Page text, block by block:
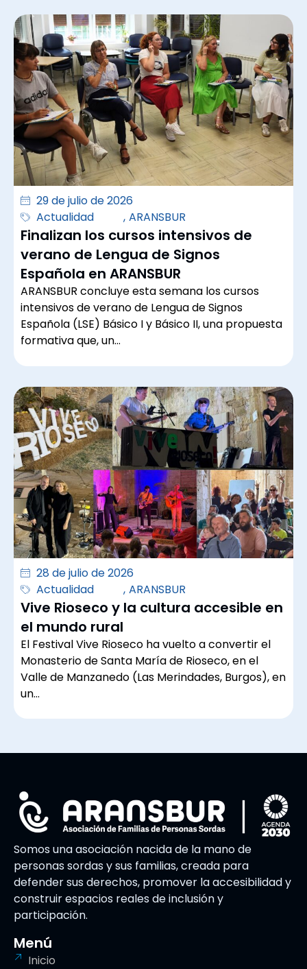
29 de julio de 2026
Actualidad
, ARANSBUR
Finalizan los cursos intensivos de
verano de Lengua de Signos
Española en ARANSBUR
ARANSBUR concluye esta semana los cursos
intensivos de verano de Lengua de Signos
Española (LSE) Básico I y Básico II, una propuesta
formativa que, un…
28 de julio de 2026
Actualidad
, ARANSBUR
Vive Rioseco y la cultura accesible en
el mundo rural
El Festival Vive Rioseco ha vuelto a convertir el
Monasterio de Santa María de Rioseco, en el
Valle de Manzanedo (Las Merindades, Burgos), en
un…
Somos una asociación nacida de la mano de
personas sordas y sus familias, creada para
defender sus derechos, promover la accesibilidad y
construir espacios reales de inclusión y
participación.
Menú
Inicio